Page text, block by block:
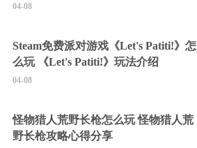
04-08
Steam免费派对游戏《Let's Patiti!》怎
么玩 《Let's Patiti!》玩法介绍
04-08
怪物猎人荒野长枪怎么玩 怪物猎人荒
野长枪攻略心得分享